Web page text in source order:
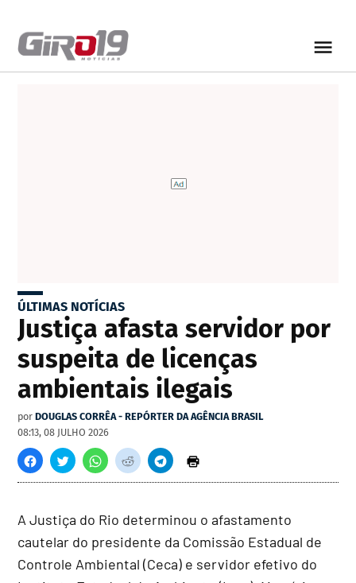
ÚLTIMAS NOTÍCIAS
Justiça afasta servidor por
suspeita de licenças
ambientais ilegais
por DOUGLAS CORRÊA - REPÓRTER DA AGÊNCIA BRASIL
08:13, 08 JULHO 2026
A Justiça do Rio determinou o afastamento
cautelar do presidente da Comissão Estadual de
Controle Ambiental (Ceca) e servidor efetivo do